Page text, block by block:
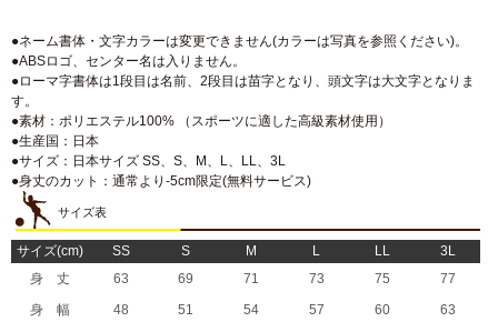
●ネーム書体・文字カラーは変更できません(カラーは写真を参照ください)。
●ABSロゴ、センター名は入りません。
●ローマ字書体は1段目は名前、2段目は苗字となり、頭文字は大文字となりま
す。
●素材：ポリエステル100% （スポーツに適した高級素材使用）
●生産国：日本
●サイズ：日本サイズ SS、S、M、L、LL、3L
●身丈のカット：通常より-5cm限定(無料サービス)
サイズ表
サイズ(cm) SS S M L LL
3L
身 丈
63 69 71 73 75
77
身 幅
48 51 54 57 60
63